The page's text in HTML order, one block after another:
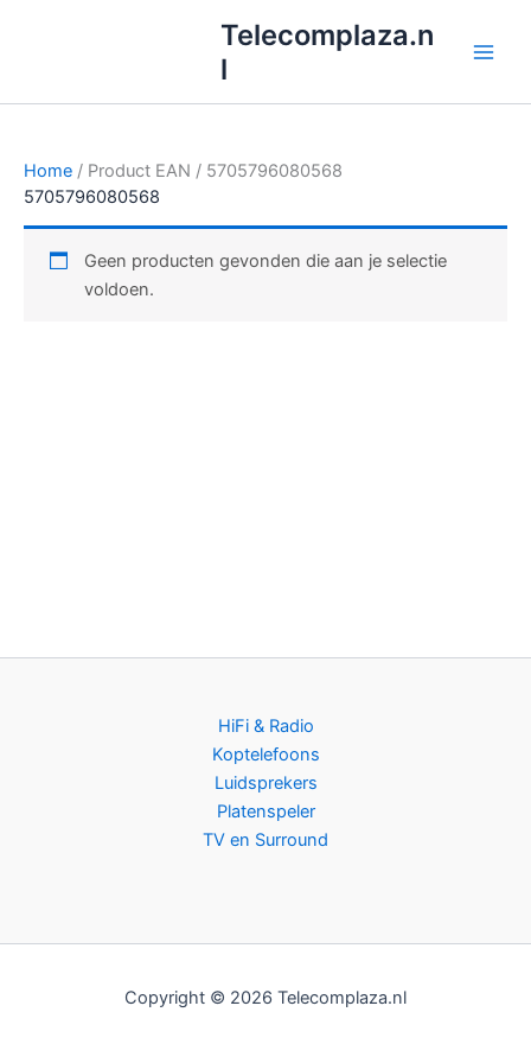
inhoud
Telecomplaza.n
l
Home / Product EAN / 5705796080568
5705796080568
Geen producten gevonden die aan je selectie
voldoen.
HiFi & Radio
Koptelefoons
Luidsprekers
Platenspeler
TV en Surround
Copyright © 2026 Telecomplaza.nl